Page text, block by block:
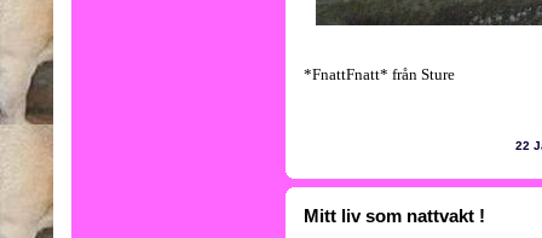
*FnattFnatt* från Sture
22
Mitt liv som nattvakt !